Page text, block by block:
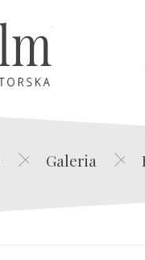
Edwin Film
Galeria